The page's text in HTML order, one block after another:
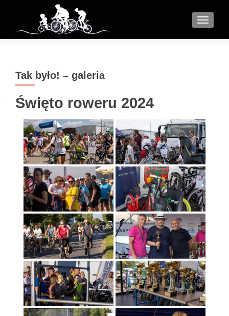
MENU
Tak było! – galeria
Święto roweru 2024